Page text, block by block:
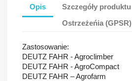
Opis
Szczegóły produktu
Ostrzeżeńia (GPSR)
Zastosowanie:
DEUTZ FAHR - Agroclimber
DEUTZ FAHR - AgroCompact
DEUTZ FAHR – Agrofarm